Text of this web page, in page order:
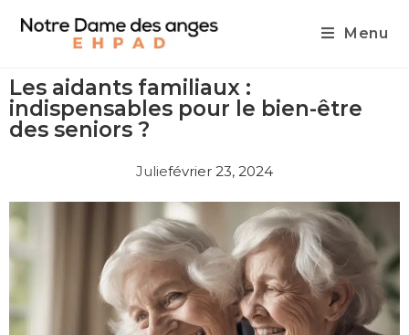
Menu
Les aidants familiaux :
indispensables pour le bien-être
des seniors ?
Juliefévrier 23, 2024